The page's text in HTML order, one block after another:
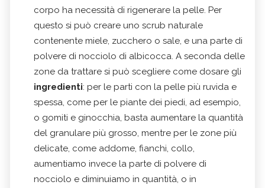
corpo ha necessità di rigenerare la pelle. Per
questo si può creare uno scrub naturale
contenente miele, zucchero o sale, e una parte di
polvere di nocciolo di albicocca. A seconda delle
zone da trattare si può scegliere come dosare gli
ingredienti: per le parti con la pelle più ruvida e
spessa, come per le piante dei piedi, ad esempio,
o gomiti e ginocchia, basta aumentare la quantità
del granulare più grosso, mentre per le zone più
delicate, come addome, fianchi, collo,
aumentiamo invece la parte di polvere di
nocciolo e diminuiamo in quantità, o in